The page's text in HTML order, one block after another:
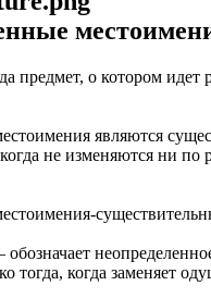
предмет, о котором идет
являются
не изменяются ни по
тогда, когда заменяет